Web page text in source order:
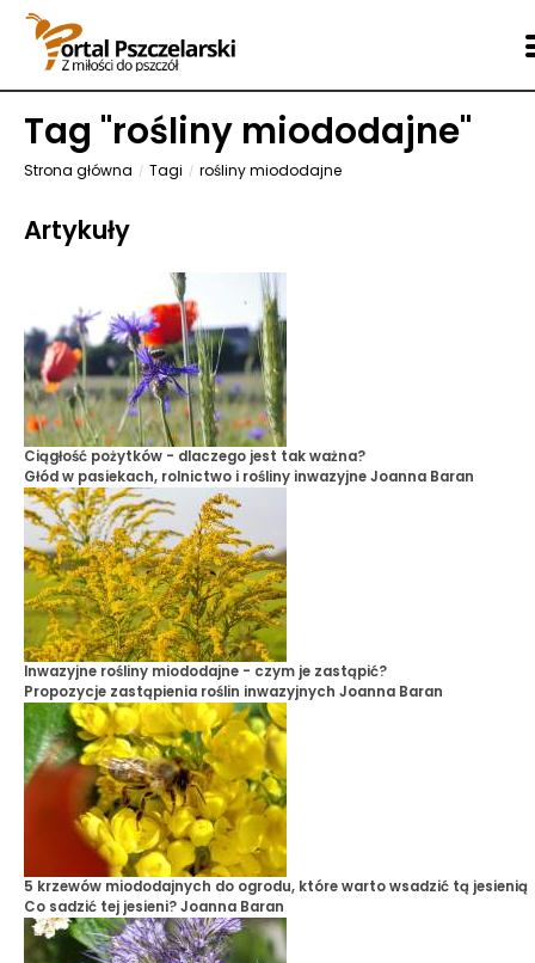
Tag "rośliny miododajne"
Strona główna Tagi rośliny miododajne
Artykuły
Ciągłość pożytków - dlaczego jest tak ważna?
Głód w pasiekach, rolnictwo i rośliny inwazyjneJoanna Baran
Inwazyjne rośliny miododajne - czym je zastąpić?
Propozycje zastąpienia roślin inwazyjnych Joanna Baran
5 krzewów miododajnych do ogrodu, które warto wsadzić tą jesienią
Co sadzić tej jesieni?Joanna Baran